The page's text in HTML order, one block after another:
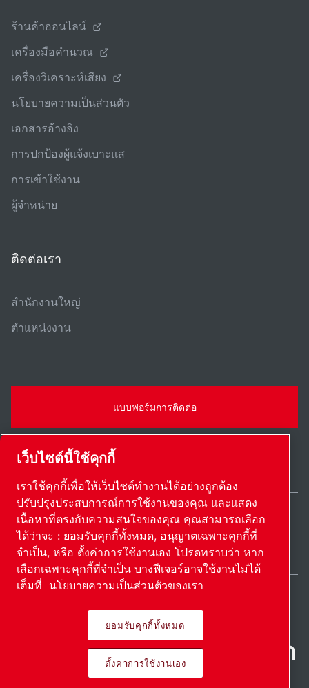
ร้านค้าออนไลน์
เครื่องมือคํานวณ
เครื่องวิเคราะห์เสียง
นโยบายความเป็นส่วนตัว
เอกสารอ้างอิง
การปกป้องผู้แจ้งเบาะแส
การเข้าใช้งาน
ผู้จําหน่าย
ติดต่อเรา
สํานักงานใหญ่
ตําแหน่งงาน
แบบฟอร์มการติดต่อ
แผนผังเว็บไซต์ตั้งค่าการใช้งานเอง © 2026 ลิขสิทธิ์
Thailand / TH
ผลิตภัณฑ์ที่เป็นนวัตกรรม นํา
ไปใช้อย่างหลงใหล
เว็บไซต์นี้ใช้คุกกี้
เราใช้คุกกี้เพื่อให้เว็บไซต์ทำงานได้อย่างถูกต้อง
ปรับปรุงประสบการณ์การใช้งานของคุณ และแสดง
เนื้อหาที่ตรงกับความสนใจของคุณ คุณสามารถเลือก
ได้ว่าจะ : ยอมรับคุกกี้ทั้งหมด, อนุญาตเฉพาะคุกกี้ที่
จำเป็น, หรือ ตั้งค่าการใช้งานเอง โปรดทราบว่า หาก
เลือกเฉพาะคุกกี้ที่จำเป็น บางฟีเจอร์อาจใช้งานไม่ได้
เต็มที่ นโยบายความเป็นส่วนตัวของเรา
ยอมรับคุกกี้ทั้งหมด
ตั้งค่าการใช้งานเอง